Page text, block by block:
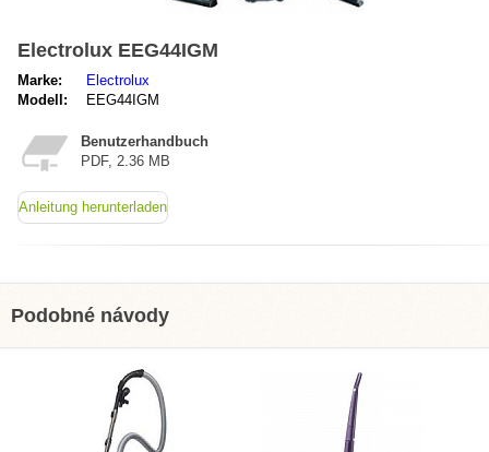
Electrolux EEG44IGM
Marke:
Electrolux
Modell:
EEG44IGM
Benutzerhandbuch
PDF, 2.36 MB
Anleitung herunterladen
Podobné návody